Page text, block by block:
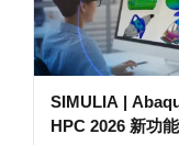
SIMULIA |
HPC 2026 新功